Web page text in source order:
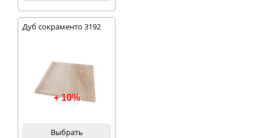
Дуб сокраменто 3192
+ 10%
Выбрать